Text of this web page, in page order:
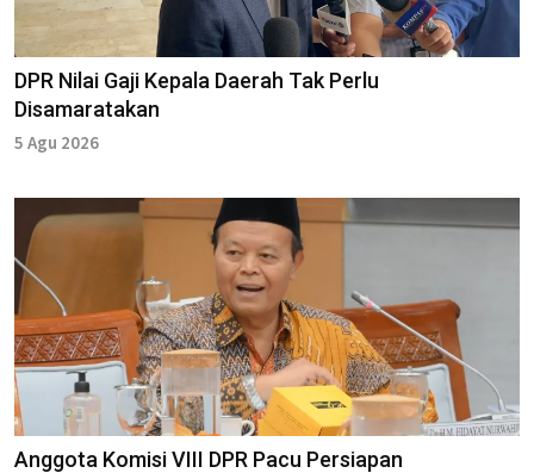
DPR Nilai Gaji Kepala Daerah Tak Perlu
Disamaratakan
5 Agu 2026
Anggota Komisi VIII DPR Pacu Persiapan